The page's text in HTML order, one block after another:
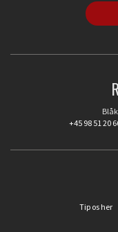
+45 98 51 20
Tip os her